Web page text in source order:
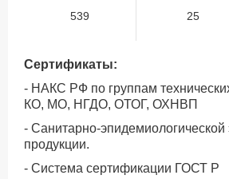
539 25
Сертификаты:
- НАКС РФ по группам
КО, МО, НГДО, ОТОГ, ОХНВП
- Санитарно-эпидемиологической
продукции.
- Система сертификации ГОСТ Р